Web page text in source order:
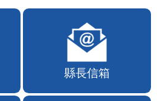
縣長信箱